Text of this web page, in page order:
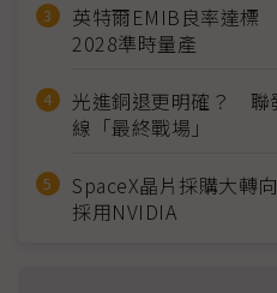
英特爾EMIB良率達標
2028準時量產
光進銅退更明確？ 聯
線「最終戰場」
SpaceX晶片採購大
採用NVIDIA